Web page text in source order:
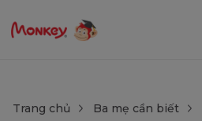
Trang chủ Ba mẹ cần biết